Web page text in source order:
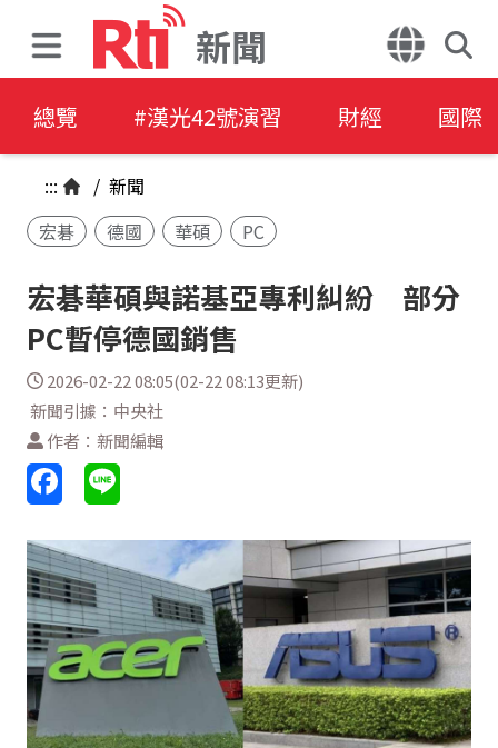
新聞
總覽 #漢光42號演習 財經 國際
::: / 新聞
宏碁
德國 華碩 PC
宏碁華碩與諾基亞專利糾紛 部分
PC暫停德國銷售
2026-02-22 08:05(02-22 08:13更新)
新聞引據：中央社
作者：新聞編輯